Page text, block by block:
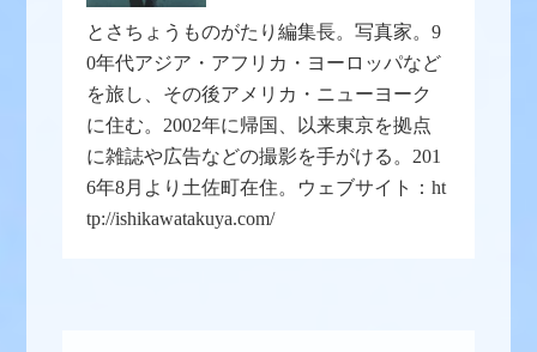
とさちょうものがたり編集長。写真家。9
0年代アジア・アフリカ・ヨーロッパなど
を旅し、その後アメリカ・ニューヨーク
に住む。2002年に帰国、以来東京を拠点
に雑誌や広告などの撮影を手がける。201
6年8月より土佐町在住。ウェブサイト：ht
tp://ishikawatakuya.com/